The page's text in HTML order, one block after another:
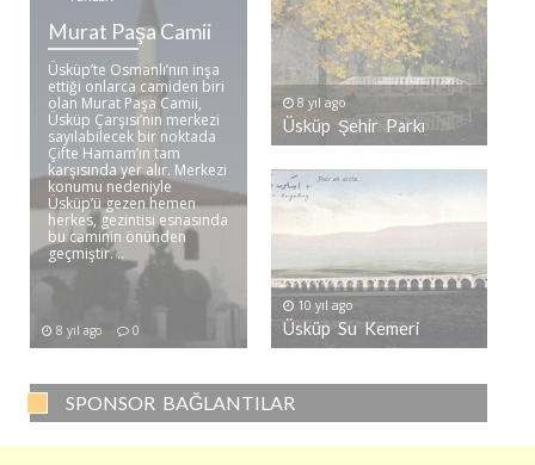
Murat Paşa Camii
Üsküp’te Osmanlı’nın inşa
ettiği onlarca camiden biri
olan Murat Paşa Camii,
Üsküp Çarşısı’nın merkezi
sayılabilecek bir noktada
Çifte Hamam’ın tam
karşısında yer alır. Merkezi
konumu nedeniyle
Üsküp’ü gezen hemen
herkes, gezintisi esnasında
bu caminin önünden
geçmiştir. ..
8 yıl ago 0
8 yıl ago
Üsküp Şehir Parkı
10 yıl ago
Üsküp Su Kemeri
SPONSOR BAĞLANTILAR